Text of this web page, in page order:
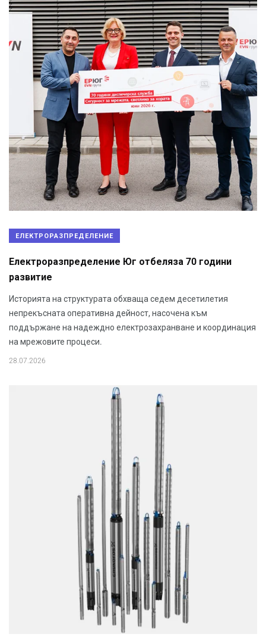
ЕЛЕКТРОРАЗПРЕДЕЛЕНИЕ
Електроразпределение Юг отбеляза 70 години
развитие
Историята на структурата обхваща седем десетилетия
непрекъсната оперативна дейност, насочена към
поддържане на надеждно електрозахранване и координация
на мрежовите процеси.
28.07.2026